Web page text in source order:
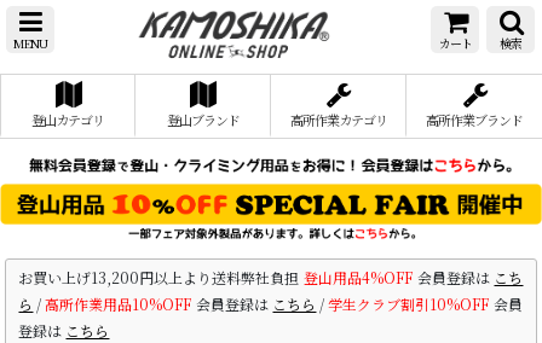
MENU カート 検索
登山カテゴリ 登山ブランド 高所作業カテゴリ 高所作業ブランド
お買い上げ13,200円以上より送料弊社負担 登山用品4%OFF 会員登録は こち
ら /高所作業用品10%OFF 会員登録は こちら /学生クラブ割引10%OFF 会員
登録は こちら